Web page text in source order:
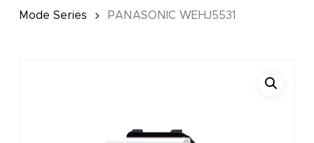
Mode Series
PANASONIC WEHJ5531